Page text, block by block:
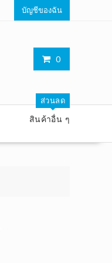
บัญชีของฉัน
0
ส่วนลด
สินค้าอื่น ๆ